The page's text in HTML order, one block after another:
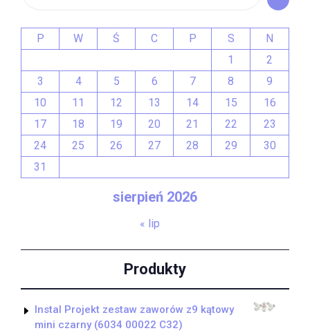
sierpień 2026
P W Ś C P S
N
1
2
3
4 5 6 7 8
9
10
11 12 13 14 15
16
17
18 19 20 21 22
23
24
25 26 27 28 29
30
31
« lip
Produkty
Instal Projekt zestaw zaworów z9 kątowy
mini czarny (6034 00022 C32)